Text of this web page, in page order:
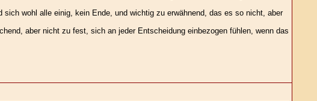
wohl alle einig, kein Ende, und wichtig zu erwähnend, das es so nicht, aber
aber nicht zu fest, sich an jeder Entscheidung einbezogen fühlen, wenn das